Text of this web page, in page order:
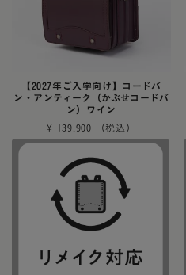
【2027年ご入学向け】コードバ
ン・アンティーク（かぶせコードバ
ン）ワイン
¥
139,900